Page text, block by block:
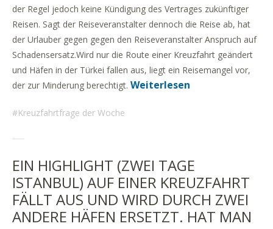
der Regel jedoch keine Kündigung des Vertrages zukünftiger
Reisen. Sagt der Reiseveranstalter dennoch die Reise ab, hat
der Urlauber gegen gegen den Reiseveranstalter Anspruch auf
Schadensersatz.Wird nur die Route einer Kreuzfahrt geändert
und Häfen in der Türkei fallen aus, liegt ein Reisemangel vor,
der zur Minderung berechtigt. Weiterlesen
Kreuzfahrtfrage der Woche
EIN HIGHLIGHT (ZWEI TAGE
ISTANBUL) AUF EINER KREUZFAHRT
FÄLLT AUS UND WIRD DURCH ZWEI
ANDERE HÄFEN ERSETZT. HAT MAN